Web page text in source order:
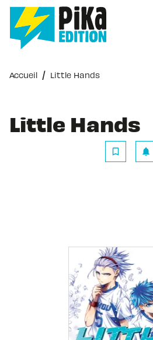
MENU RECHERCHE
PIED DE PAGE
Accueil / Little Hands
Little Hands
bookmark_border notifications